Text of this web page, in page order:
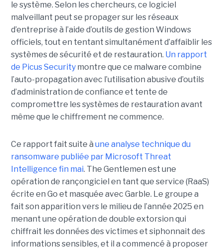
le système. Selon les chercheurs, ce logiciel
malveillant peut se propager sur les réseaux
d’entreprise à l’aide d’outils de gestion Windows
officiels, tout en tentant simultanément d’affaiblir les
systèmes de sécurité et de restauration. Un rapport
de Picus Securitymontre que ce malware combine
l’auto-propagation avec l’utilisation abusive d’outils
d’administration de confiance et tente de
compromettre les systèmes de restauration avant
même que le chiffrement ne commence.
Ce rapport fait suite à une analyse technique du
ransomware publiée par Microsoft Threat
Intelligence fin mai. The Gentlemen est une
opération de rançongiciel en tant que service (RaaS)
écrite en Go et masquée avec Garble. Le groupe a
fait son apparition vers le milieu de l’année 2025 en
menant une opération de double extorsion qui
chiffrait les données des victimes et siphonnait des
informations sensibles, et il a commencé à proposer